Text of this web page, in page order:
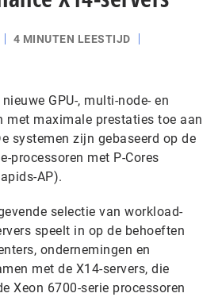
4 MINUTEN LEESTIJD
GPU-, multi-node- en
met maximale prestaties toe aan
systemen zijn gebaseerd op de
processoren met P-Cores
AP).
selectie van workload-
speelt in op de behoeften
ondernemingen en
met de X14-servers, die
Xeon 6700-serie processoren